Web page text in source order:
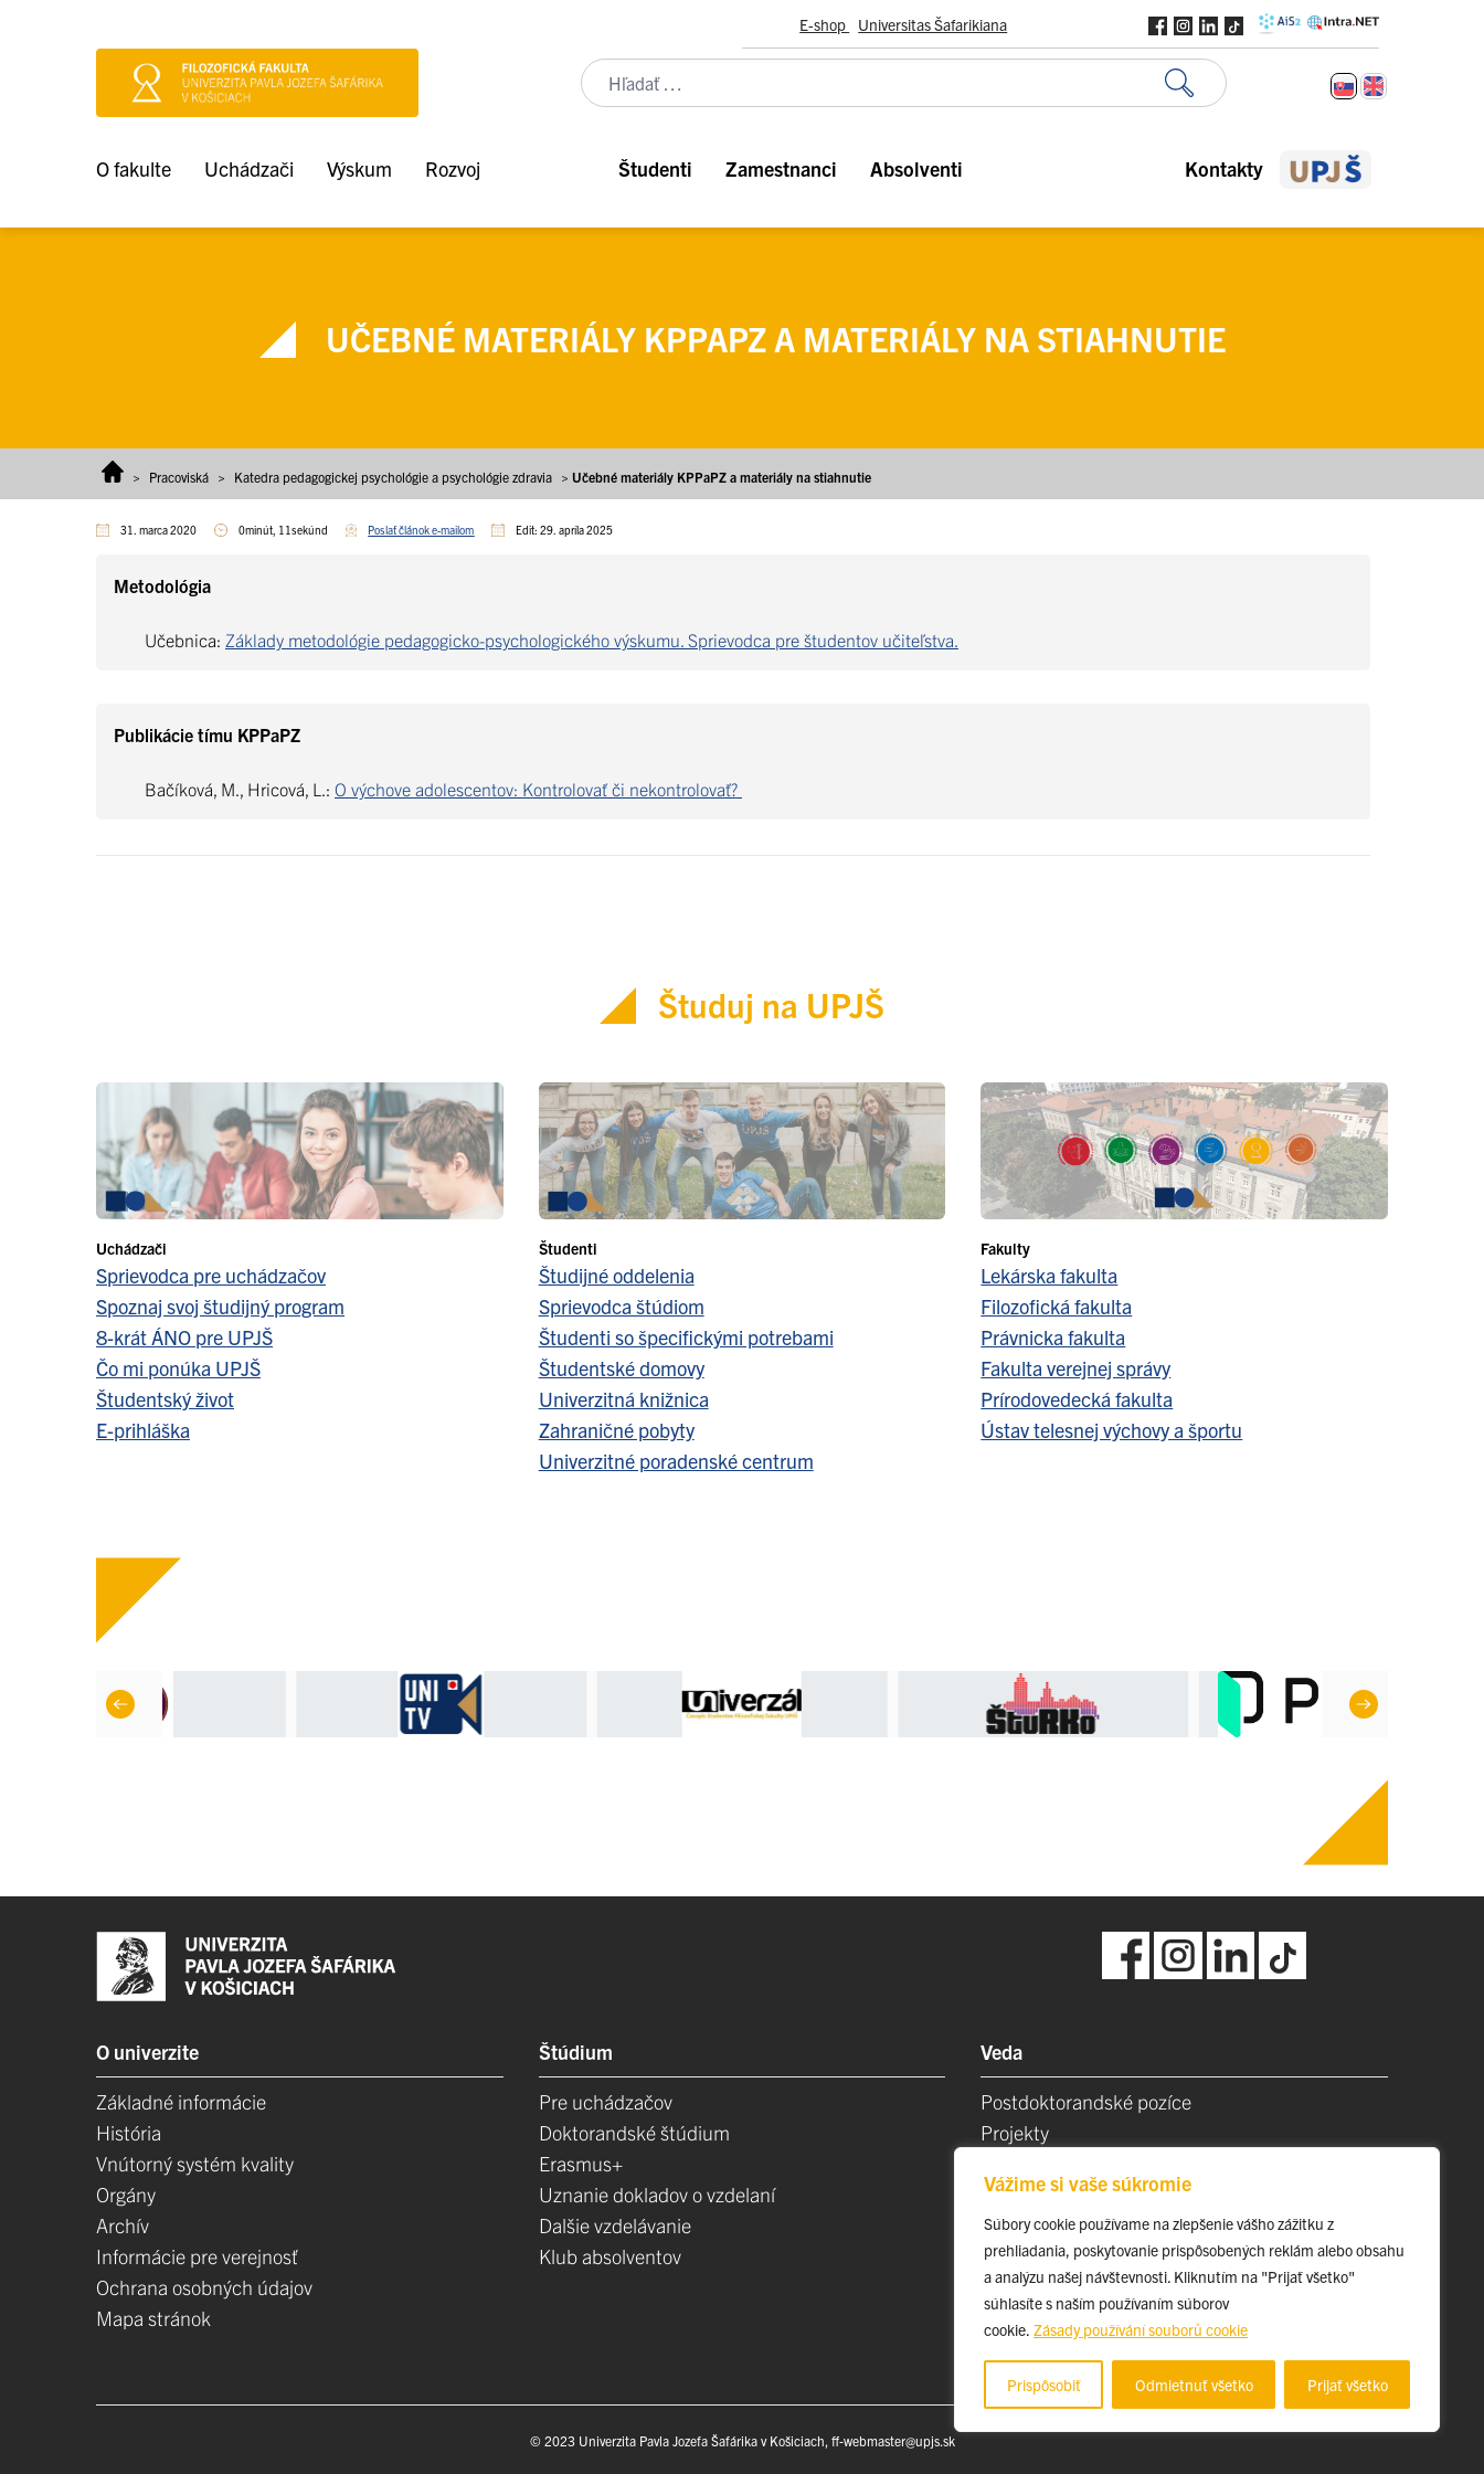
Vážime si vaše súkromie
Súbory cookie používame na zlepšenie vášho zážitku z
prehliadania, poskytovanie prispôsobených reklám alebo obsahu
a analýzu našej návštevnosti. Kliknutím na "Prijať všetko"
súhlasíte s naším používaním súborov
cookie. Zásady používání souborů cookie
Prispôsobiť Odmietnuť všetko Prijať všetko
E-shop Universitas Šafarikiana
O fakulte Uchádzači Výskum Rozvoj Študenti Zamestnanci Absolventi Kontakty
UČEBNÉ MATERIÁLY KPPAPZ A MATERIÁLY NA STIAHNUTIE
> Pracoviská > Katedra pedagogickej psychológie a psychológie zdravia > Učebné materiály KPPaPZ a materiály na stiahnutie
31. marca 2020 0minút, 11sekúnd Poslať článok e-mailom Edit: 29. apríla 2025
Metodológia
Učebnica: Základy metodológie pedagogicko-psychologického výskumu. Sprievodca pre študentov učiteľstva.
Publikácie tímu KPPaPZ
Bačíková, M., Hricová, L.: O výchove adolescentov: Kontrolovať či nekontrolovať?
Študuj na UPJŠ
Uchádzači
Sprievodca pre uchádzačov
Spoznaj svoj študijný program
8-krát ÁNO pre UPJŠ
Čo mi ponúka UPJŠ
Študentský život
E-prihláška
Študenti
Študijné oddelenia
Sprievodca štúdiom
Študenti so špecifickými potrebami
Študentské domovy
Univerzitná knižnica
Zahraničné pobyty
Univerzitné poradenské centrum
Fakulty
Lekárska fakulta
Filozofická fakulta
Právnicka fakulta
Fakulta verejnej správy
Prírodovedecká fakulta
Ústav telesnej výchovy a športu
O univerzite
Základné informácie
História
Vnútorný systém kvality
Orgány
Archív
Informácie pre verejnosť
Ochrana osobných údajov
Mapa stránok
Štúdium
Pre uchádzačov
Doktorandské štúdium
Erasmus+
Uznanie dokladov o vzdelaní
Dalšie vzdelávanie
Klub absolventov
Veda
Postdoktorandské pozíce
Projekty
TIP-UPJŠ
Vedecké parky
Evidencia publikačnej činnosti
Habilitačné a vymenúvacie konania
© 2023 Univerzita Pavla Jozefa Šafárika v Košiciach, ff-webmaster@upjs.sk